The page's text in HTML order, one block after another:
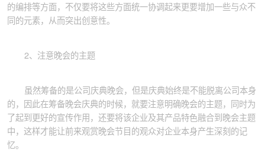
的编排等方面，不仅要将这些方面统一协调起来更要增加一些与众不
同的元素，从而突出创意性。
2、注意晚会的主题
虽然筹备的是公司庆典晚会，但是庆典始终是不能脱离公司本身
的，因此在筹备晚会庆典的时候，就要注意明确晚会的主题，同时为
了起到更好的宣传作用，还要将该企业及其产品特色融合到晚会主题
中，这样才能让前来观赏晚会节目的观众对企业本身产生深刻的记
忆。